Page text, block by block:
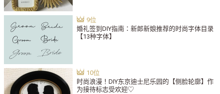
婚礼签到DIY指南：新郎新娘推荐的时尚字体目录
【13种字体】
时尚浪漫！DIY东京迪士尼乐园的【侧脸轮廓】作
为接待标志受欢迎♡